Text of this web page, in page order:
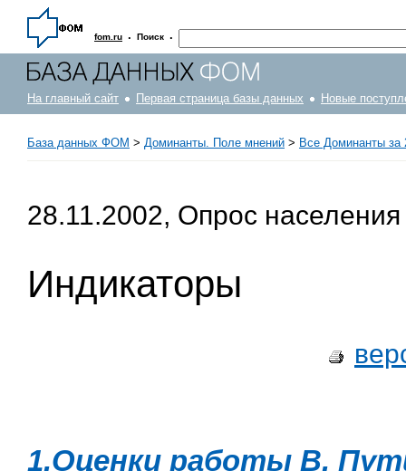
fom.ru · Поиск ·
На главный сайт Первая страница базы данных Новые
База данных ФОМ > Доминанты. Поле мнений > Все Доминанты за
28.11.2002, Опрос населения
Индикаторы
1.Оценки работы В.